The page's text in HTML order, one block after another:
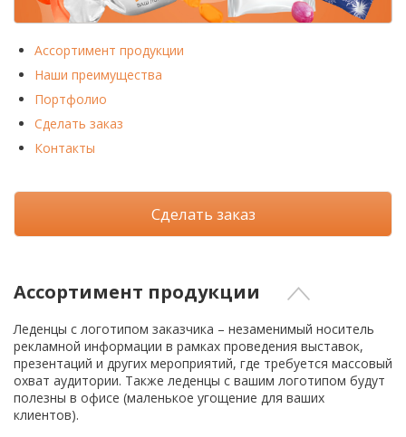
Ассортимент продукции
Наши преимущества
Портфолио
Сделать заказ
Контакты
Сделать заказ
Ассортимент продукции
Леденцы с логотипом заказчика – незаменимый носитель
рекламной информации в рамках проведения выставок,
презентаций и других мероприятий, где требуется массовый
охват аудитории. Также леденцы с вашим логотипом будут
полезны в офисе (маленькое угощение для ваших
клиентов).